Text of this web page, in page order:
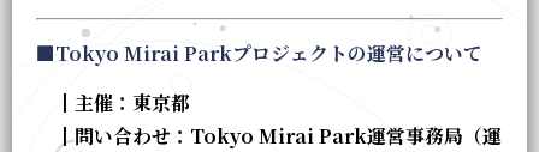
■Tokyo Mirai Parkプロジェクトの運営について
┃主催：東京都
┃問い合わせ：Tokyo Mirai Park運営事務局（運